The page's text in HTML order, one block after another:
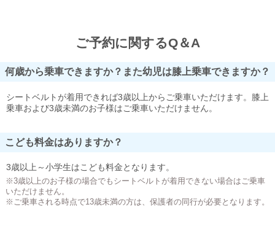
ご予約に関するQ＆A
何歳から乗車できますか？また幼児は膝上乗車できますか？
シートベルトが着用できれば3歳以上からご乗車いただけます。膝上
乗車および3歳未満のお子様はご乗車いただけません。
こども料金はありますか？
3歳以上～小学生はこども料金となります。
※3歳以上のお子様の場合でもシートベルトが着用できない場合はご乗車
いただけません。
※ご乗車される時点で13歳未満の方は、保護者の同行が必要となります。